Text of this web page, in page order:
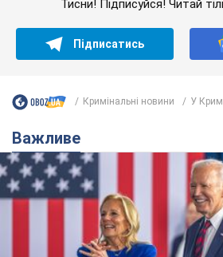
Тисни! Підписуйся! Читай
Підписатись
Кримінальні новини У
Важливе